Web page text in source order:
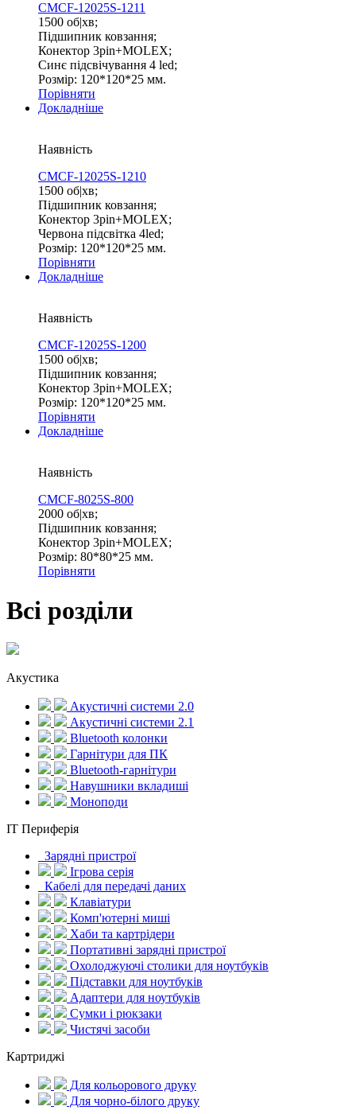
CMCF-12025S-1211
1500 об|хв;
Підшипник ковзання;
Конектор 3pin+MOLEX;
Синє підсвічування 4 led;
Розмір: 120*120*25 мм.
Порівняти
Докладніше
Наявність
CMCF-12025S-1210
1500 об|хв;
Підшипник ковзання;
Конектор 3pin+MOLEX;
Червона підсвітка 4led;
Розмір: 120*120*25 мм.
Порівняти
Докладніше
Наявність
CMCF-12025S-1200
1500 об|хв;
Підшипник ковзання;
Конектор 3pin+MOLEX;
Розмір: 120*120*25 мм.
Порівняти
Докладніше
Наявність
CMCF-8025S-800
2000 об|хв;
Підшипник ковзання;
Конектор 3pin+MOLEX;
Розмір: 80*80*25 мм.
Порівняти
Всі розділи
Акустика
Акустичні системи 2.0
Акустичні системи 2.1
Bluetooth колонки
Гарнітури для ПК
Bluetooth-гарнітури
Навушники вкладиші
Моноподи
IT Периферія
Зарядні пристрої
Ігрова серія
Кабелі для передачі даних
Клавіатури
Комп'ютерні миші
Хаби та картрідери
Портативні зарядні пристрої
Охолоджуючі столики для ноутбуків
Підставки для ноутбуків
Адаптери для ноутбуків
Сумки і рюкзаки
Чистячі засоби
Картриджі
Для кольорового друку
Для чорно-білого друку